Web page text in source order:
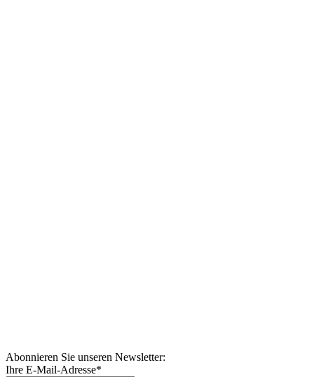
Abonnieren Sie unseren Newsletter:
Ihre E-Mail-Adresse*